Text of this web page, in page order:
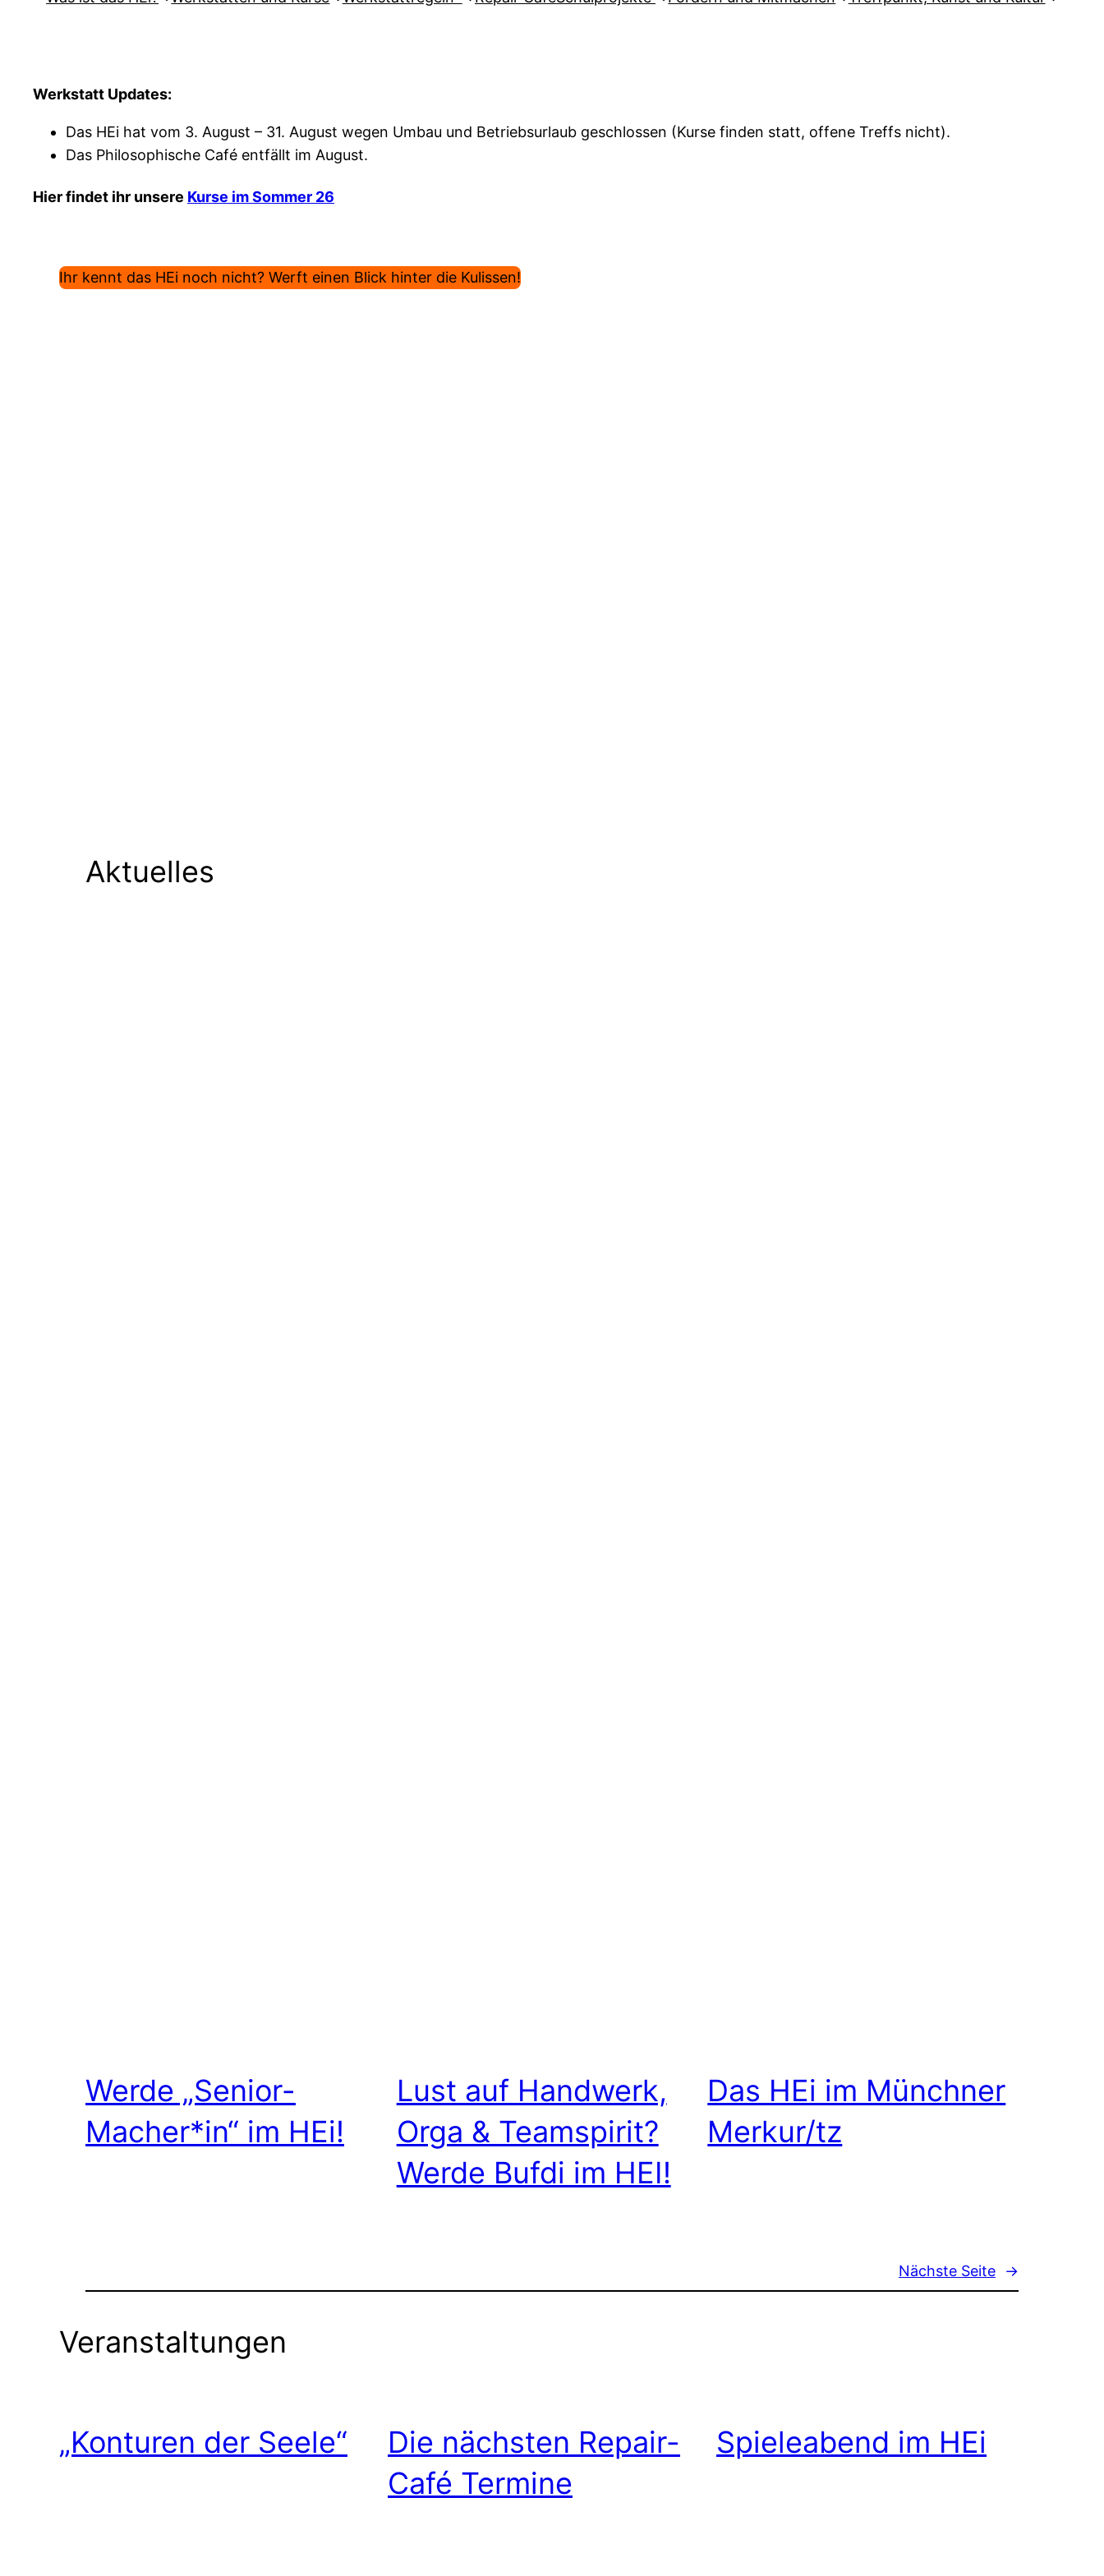
Werkstatt Updates:
Das HEi hat vom 3. August – 31. August wegen Umbau und Betriebsurlaub geschlossen (Kurse finden statt, offene Treffs nicht).
Das Philosophische Café entfällt im August.
Hier findet ihr unsere Kurse im Sommer 26
Ihr kennt das HEi noch nicht? Werft einen Blick hinter die Kulissen!
Aktuelles
Werde „Senior-
Macher*in“ im HEi!
Lust auf Handwerk,
Orga & Teamspirit?
Werde Bufdi im HEI!
Das HEi im Münchner
Merkur/tz
Nächste Seite →
Veranstaltungen
„Konturen der Seele“
Die nächsten Repair-
Café Termine
Spieleabend im HEi